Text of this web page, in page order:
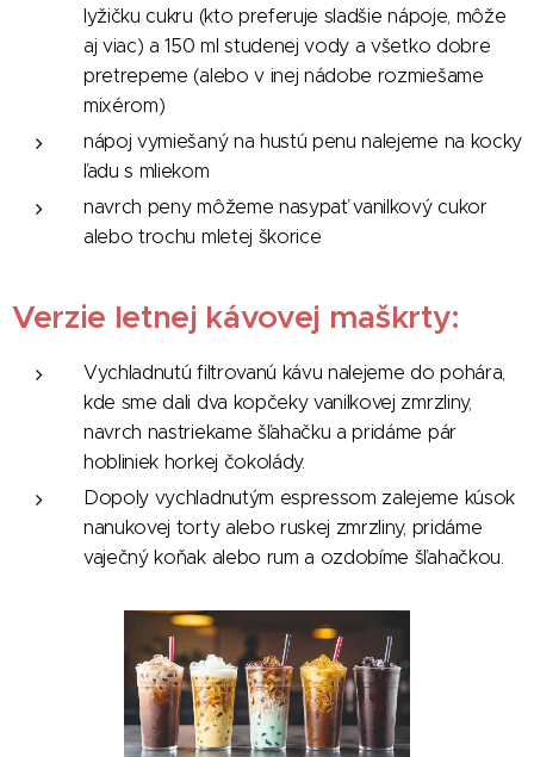
lyžičku cukru (kto preferuje sladšie nápoje, môže
aj viac) a 150 ml studenej vody a všetko dobre
pretrepeme (alebo v inej nádobe rozmiešame
mixérom)
nápoj vymiešaný na hustú penu nalejeme na kocky
ľadu s mliekom
navrch peny môžeme nasypať vanilkový cukor
alebo trochu mletej škorice
Verzie letnej kávovej maškrty:
Vychladnutú filtrovanú kávu nalejeme do pohára,
kde sme dali dva kopčeky vanilkovej zmrzliny,
navrch nastriekame šľahačku a pridáme pár
hobliniek horkej čokolády.
Dopoly vychladnutým espressom zalejeme kúsok
nanukovej torty alebo ruskej zmrzliny, pridáme
vaječný koňak alebo rum a ozdobíme šľahačkou.